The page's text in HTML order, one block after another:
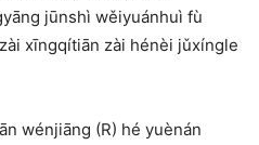
jūnshì wěiyuánhuì fù
xīngqítiān zài hénèi jǔxíngle
wénjiāng (R) hé yuènán